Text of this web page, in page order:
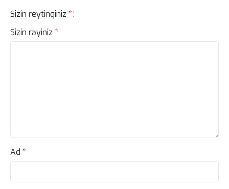
Sizin reytinqiniz *
Sizin rəyiniz *
Ad *